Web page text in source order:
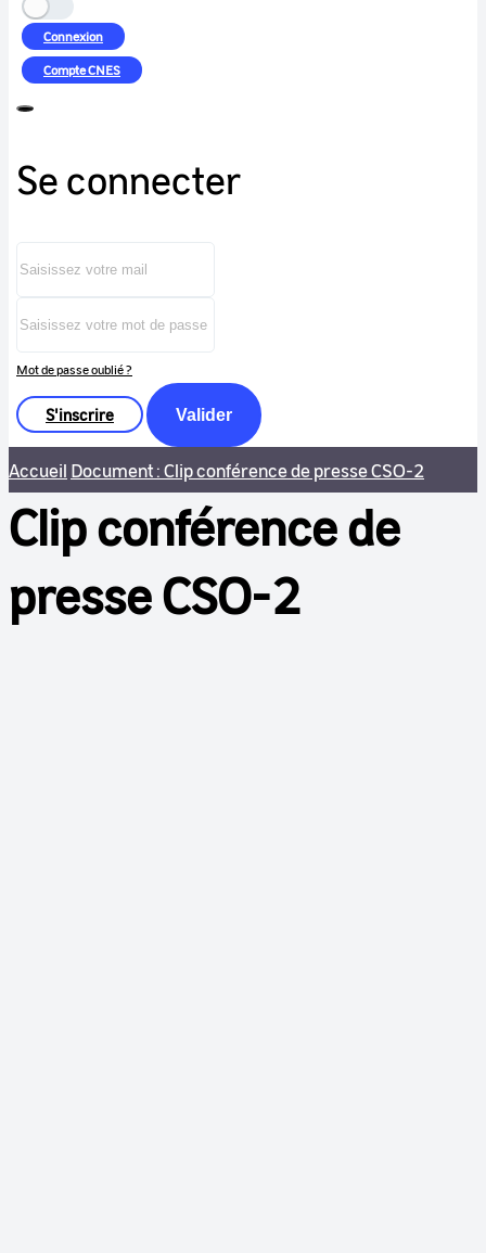
Connexion
CompteCNES
Se connecter
Mot de passe oublié ?
S'inscrire Valider
Accueil Document : Clip conférence de presse CSO-2
Clip conférence de
presse CSO-2